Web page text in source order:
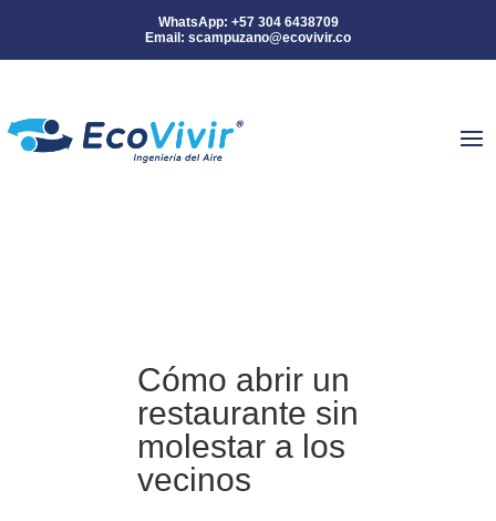
WhatsApp: +57 304 6438709
Email: scampuzano@ecovivir.co
Cómo abrir un
restaurante sin
molestar a los
vecinos